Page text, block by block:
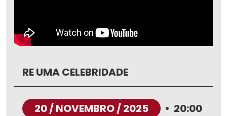
RE UMA CELEBRIDADE
20 / NOVEMBRO / 2025 • 20:00